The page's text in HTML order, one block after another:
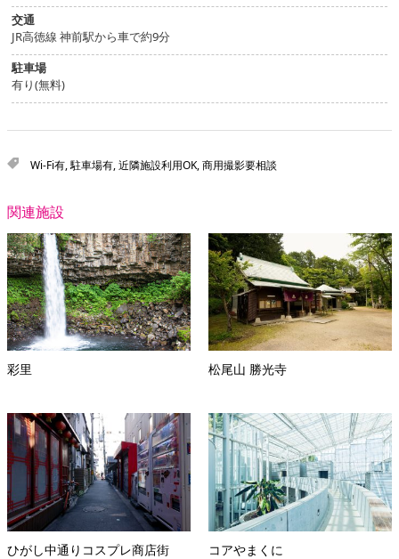
交通
JR高徳線 神前駅から車で約9分
駐車場
有り(無料)
Wi-Fi有,駐車場有,近隣施設利用OK,商用撮影要相談
関連施設
彩里 松尾山 勝光寺
ひがし中通りコスプレ商店街 コアやまくに